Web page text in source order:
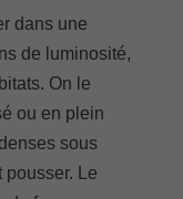
dans une
de luminosité,
On le
ou en plein
sous
pousser. Le